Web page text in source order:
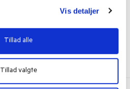
Vis detaljer
Tillad alle
Tillad valgte